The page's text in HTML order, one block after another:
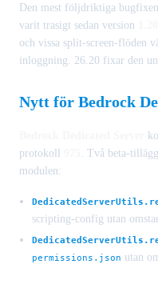
Den mest följdriktiga
varit trasigt sedan version
och vissa split-screen-flöden
inloggning. 26.20 fixar den
Nytt för Bedrock
protokoll
. Två beta-
modulen:
scripting-config utan
permissions.json utan